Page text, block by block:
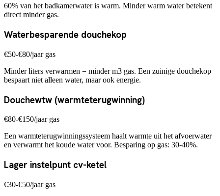
60% van het badkamerwater is warm. Minder warm water betekent
direct minder gas.
Waterbesparende douchekop
€50-€80/jaar gas
Minder liters verwarmen = minder m3 gas. Een zuinige douchekop
bespaart niet alleen water, maar ook energie.
Douchewtw (warmteterugwinning)
€80-€150/jaar gas
Een warmteterugwinningssysteem haalt warmte uit het afvoerwater
en verwarmt het koude water voor. Besparing op gas: 30-40%.
Lager instelpunt cv-ketel
€30-€50/jaar gas